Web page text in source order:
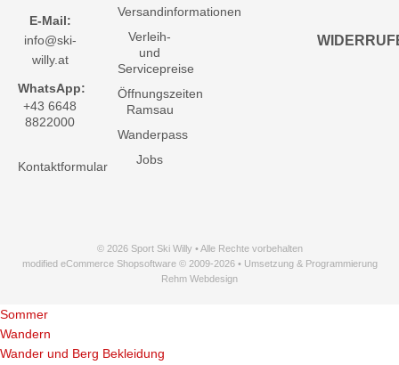
E-Mail:
info@ski-
willy.at
WhatsApp:
+43 6648
8822000
Kontaktformular
Versandinformationen
Verleih-
und
Servicepreise
Öffnungszeiten
Ramsau
Wanderpass
Jobs
© 2026 Sport Ski Willy • Alle Rechte vorbehalten
modified eCommerce Shopsoftware © 2009-2026 • Umsetzung & Programmierung
Rehm Webdesign
Sommer
Wandern
Wander und Berg Bekleidung